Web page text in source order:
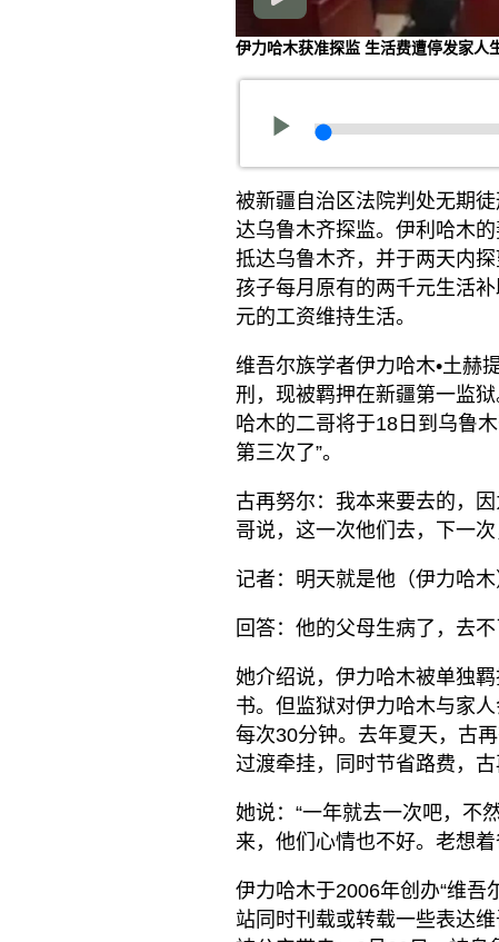
伊力哈木获准探监 生活费遭停发家人
被新疆自治区法院判处无期
达乌鲁木齐探监。伊利哈木
抵达乌鲁木齐，并于两天内
孩子每月原有的两千元生活
元的工资维持生活。
维吾尔族学者伊力哈木•土赫
刑，现被羁押在新疆第一监
哈木的二哥将于18日到乌鲁
第三次了”。
古再努尔：我本来要去的，
哥说，这一次他们去，下一次
记者：明天就是他（伊力哈木
回答：他的父母生病了，去不
她介绍说，伊力哈木被单独
书。但监狱对伊力哈木与家
每次30分钟。去年夏天，古
过渡牵挂，同时节省路费，
她说：“一年就去一次吧，不
来，他们心情也不好。老想
伊力哈木于2006年创办“维吾
站同时刊载或转载一些表达